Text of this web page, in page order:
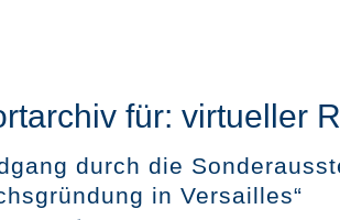
für: virtueller
durch die
in Versailles“